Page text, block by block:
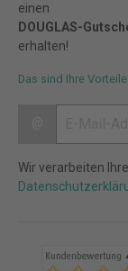
einen
DOUGLAS-
erhalten!
Das sind Ihre Vorteile
Wir verarbeiten